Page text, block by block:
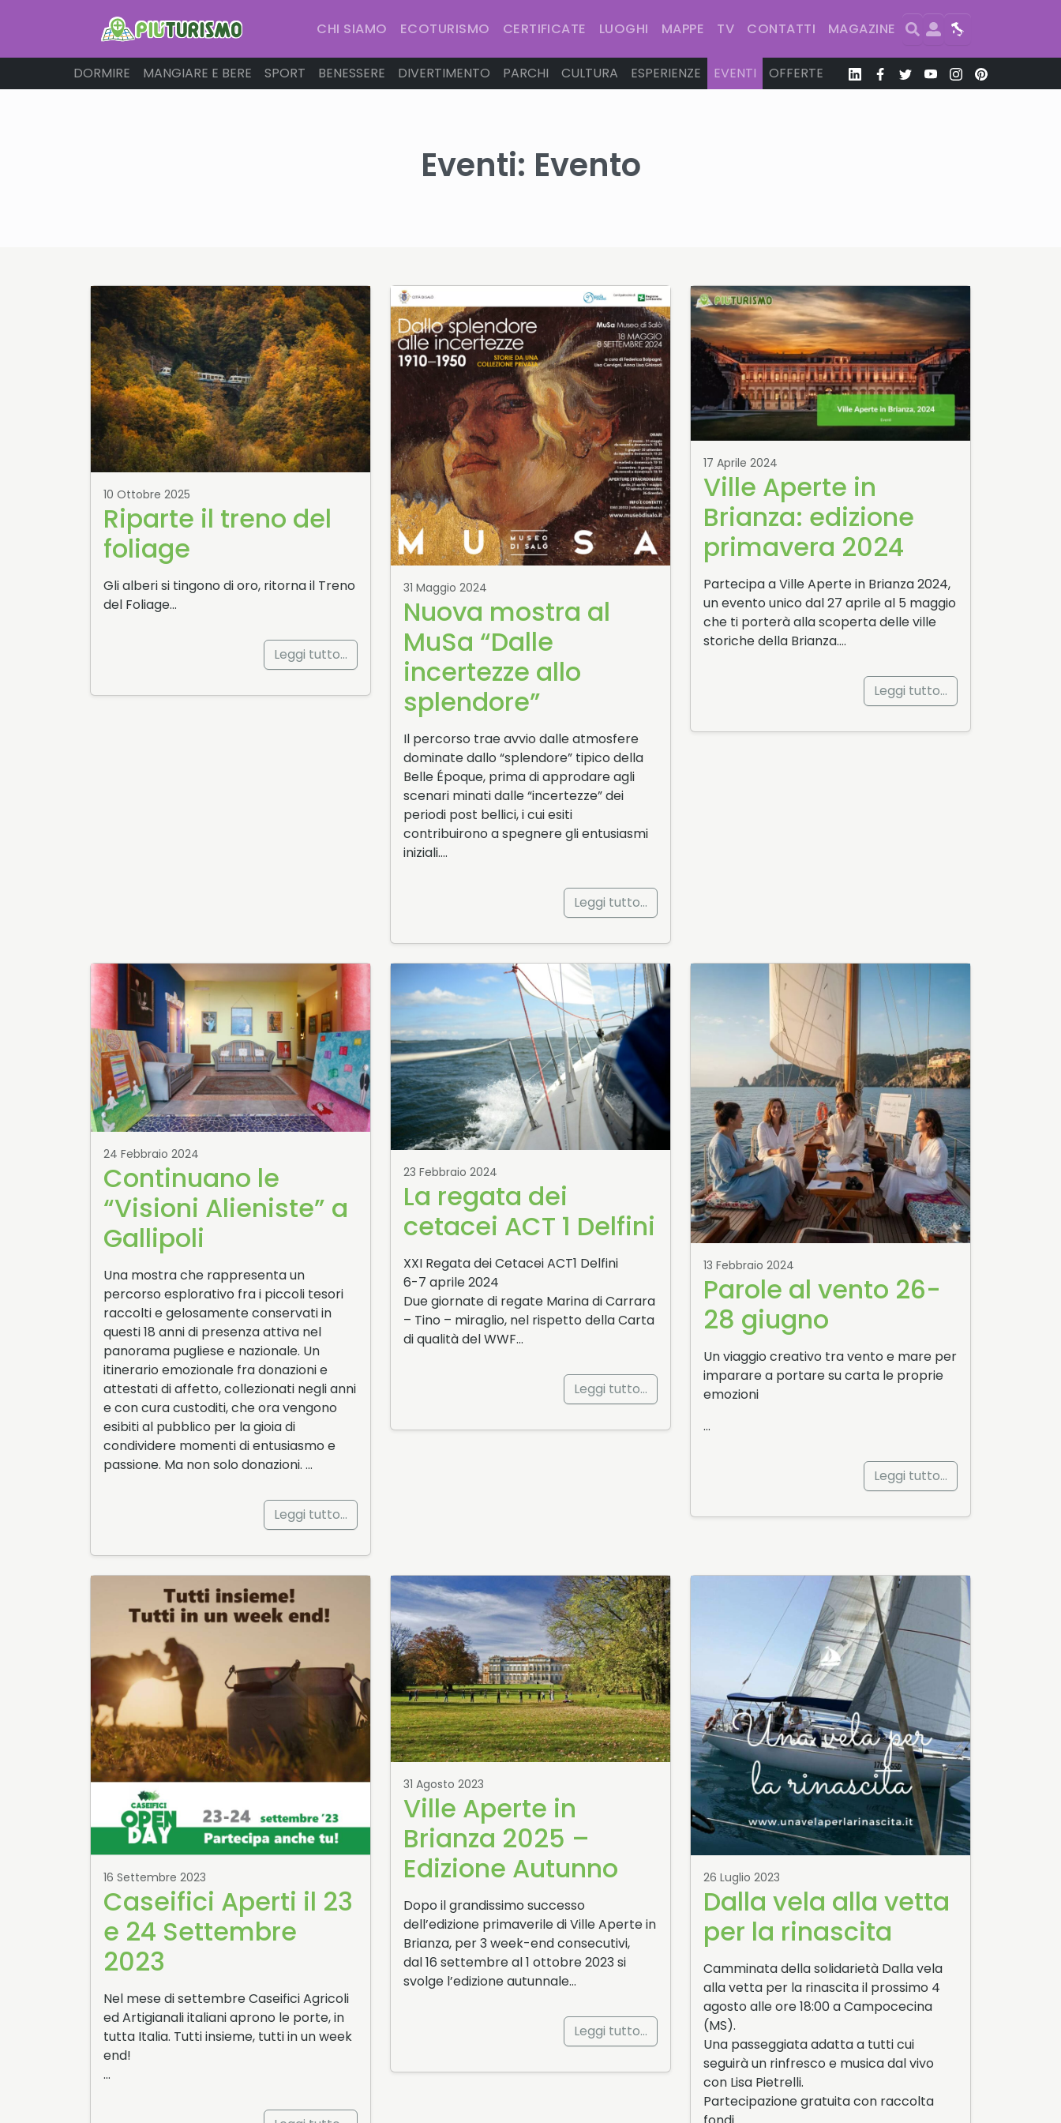
CHI SIAMO ECOTURISMO CERTIFICATE LUOGHI MAPPE TV CONTATTI MAGAZINE Search
User Map
DORMIRE MANGIARE E BERE SPORT BENESSERE DIVERTIMENTO PARCHI CULTURA ESPERIENZE EVENTI OFFERTE
Eventi: Evento
10 Ottobre 2025
Riparte il treno del
foliage
Gli alberi si tingono di oro, ritorna il Treno
del Foliage…
Leggi tutto…
31 Maggio 2024
Nuova mostra al
MuSa “Dalle
incertezze allo
splendore”
Il percorso trae avvio dalle atmosfere
dominate dallo “splendore” tipico della
Belle Époque, prima di approdare agli
scenari minati dalle “incertezze” dei
periodi post bellici, i cui esiti
contribuirono a spegnere gli entusiasmi
iniziali….
Leggi tutto…
17 Aprile 2024
Ville Aperte in
Brianza: edizione
primavera 2024
Partecipa a Ville Aperte in Brianza 2024,
un evento unico dal 27 aprile al 5 maggio
che ti porterà alla scoperta delle ville
storiche della Brianza….
Leggi tutto…
24 Febbraio 2024
Continuano le
“Visioni Alieniste” a
Gallipoli
Una mostra che rappresenta un
percorso esplorativo fra i piccoli tesori
raccolti e gelosamente conservati in
questi 18 anni di presenza attiva nel
panorama pugliese e nazionale. Un
itinerario emozionale fra donazioni e
attestati di affetto, collezionati negli anni
e con cura custoditi, che ora vengono
esibiti al pubblico per la gioia di
condividere momenti di entusiasmo e
passione. Ma non solo donazioni. …
Leggi tutto…
23 Febbraio 2024
La regata dei
cetacei ACT 1 Delfini
XXI Regata dei Cetacei ACT1 Delfini
6-7 aprile 2024
Due giornate di regate Marina di Carrara
– Tino – miraglio, nel rispetto della Carta
di qualità del WWF…
Leggi tutto…
13 Febbraio 2024
Parole al vento 26-
28 giugno
Un viaggio creativo tra vento e mare per
imparare a portare su carta le proprie
emozioni
…
Leggi tutto…
16 Settembre 2023
Caseifici Aperti il 23
e 24 Settembre
2023
Nel mese di settembre Caseifici Agricoli
ed Artigianali italiani aprono le porte, in
tutta Italia. Tutti insieme, tutti in un week
end!
…
31 Agosto 2023
Ville Aperte in
Brianza 2025 –
Edizione Autunno
Dopo il grandissimo successo
dell’edizione primaverile di Ville Aperte in
Brianza, per 3 week-end consecutivi,
dal 16 settembre al 1 ottobre 2023 si
svolge l’edizione autunnale…
Leggi tutto…
26 Luglio 2023
Dalla vela alla vetta
per la rinascita
Camminata della solidarietà Dalla vela
alla vetta per la rinascita il prossimo 4
agosto alle ore 18:00 a Campocecina
(MS).
Una passeggiata adatta a tutti cui
seguirà un rinfresco e musica dal vivo
con Lisa Pietrelli.
Partecipazione gratuita con raccolta